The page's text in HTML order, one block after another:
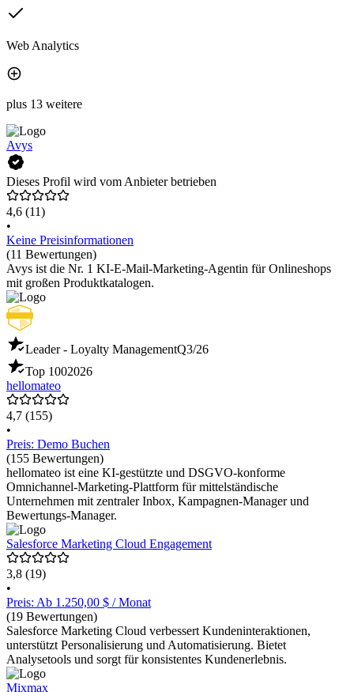
Web Analytics
plus 13 weitere
Avys
Dieses Profil wird vom Anbieter betrieben
4,6 (11)
•
Keine Preisinformationen
(11 Bewertungen)
Avys ist die Nr. 1 KI-E-Mail-Marketing-Agentin für Onlineshops
mit großen Produktkatalogen.
Leader - Loyalty ManagementQ3/26
Top 1002026
hellomateo
4,7 (155)
•
Preis: Demo Buchen
(155 Bewertungen)
hellomateo ist eine KI-gestützte und DSGVO-konforme
Omnichannel-Marketing-Plattform für mittelständische
Unternehmen mit zentraler Inbox, Kampagnen-Manager und
Bewertungs-Manager.
Salesforce Marketing Cloud Engagement
3,8 (19)
•
Preis: Ab 1.250,00 $ / Monat
(19 Bewertungen)
Salesforce Marketing Cloud verbessert Kundeninteraktionen,
unterstützt Personalisierung und Automatisierung. Bietet
Analysetools und sorgt für konsistentes Kundenerlebnis.
Mixmax